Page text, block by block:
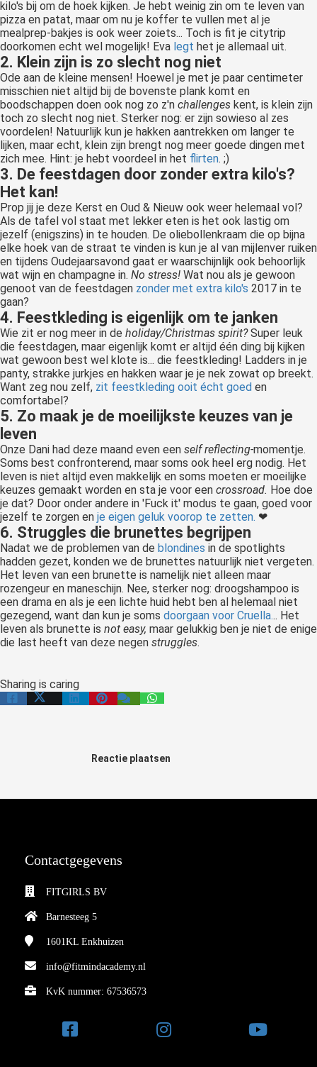
kilo's bij om de hoek kijken. Je hebt weinig zin om te leven van
pizza en patat, maar om nu je koffer te vullen met al je
mealprep-bakjes is ook weer zoiets... Toch is fit je citytrip
doorkomen echt wel mogelijk! Eva legt het je allemaal uit.
2. Klein zijn is zo slecht nog niet
Ode aan de kleine mensen! Hoewel je met je paar centimeter
misschien niet altijd bij de bovenste plank komt en
boodschappen doen ook nog zo z'n challenges kent, is klein zijn
toch zo slecht nog niet. Sterker nog: er zijn sowieso al zes
voordelen! Natuurlijk kun je hakken aantrekken om langer te
lijken, maar echt, klein zijn brengt nog meer goede dingen met
zich mee. Hint: je hebt voordeel in het flirten. ;)
3. De feestdagen door zonder extra kilo's?
Het kan!
Prop jij je deze Kerst en Oud & Nieuw ook weer helemaal vol?
Als de tafel vol staat met lekker eten is het ook lastig om
jezelf (enigszins) in te houden. De oliebollenkraam die op bijna
elke hoek van de straat te vinden is kun je al van mijlenver ruiken
en tijdens Oudejaarsavond gaat er waarschijnlijk ook behoorlijk
wat wijn en champagne in. No stress! Wat nou als je gewoon
genoot van de feestdagen zonder met extra kilo's 2017 in te
gaan?
4. Feestkleding is eigenlijk om te janken
Wie zit er nog meer in de holiday/Christmas spirit?Super leuk
die feestdagen, maar eigenlijk komt er altijd één ding bij kijken
wat gewoon best wel klote is... die feestkleding! Ladders in je
panty, strakke jurkjes en hakken waar je je nek zowat op breekt.
Want zeg nou zelf, zit feestkleding ooit écht goed en
comfortabel?
5. Zo maak je de moeilijkste keuzes van je
leven
Onze Dani had deze maand even een self reflecting-momentje.
Soms best confronterend, maar soms ook heel erg nodig. Het
leven is niet altijd even makkelijk en soms moeten er moeilijke
keuzes gemaakt worden en sta je voor een crossroad. Hoe doe
je dat? Door onder andere in 'Fuck it' modus te gaan, goed voor
jezelf te zorgen en je eigen geluk voorop te zetten. ❤︎
6. Struggles die brunettes begrijpen
Nadat we de problemen van de blondines in de spotlights
hadden gezet, konden we de brunettes natuurlijk niet vergeten.
Het leven van een brunette is namelijk niet alleen maar
rozengeur en maneschijn. Nee, sterker nog: droogshampoo is
een drama en als je een lichte huid hebt ben al helemaal niet
gezegend, want dan kun je soms doorgaan voor Cruella... Het
leven als brunette is not easy, maar gelukkig ben je niet de enige
die last heeft van deze negen struggles.
Sharing is caring
Reactie plaatsen
Contactgegevens
FITGIRLS BV
Barnesteeg 5
1601KL Enkhuizen
info@fitmindacademy.nl
KvK nummer: 67536573